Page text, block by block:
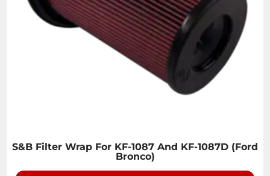
S&B Filter Wrap For KF-1087 And KF-1087D (Ford
Bronco)